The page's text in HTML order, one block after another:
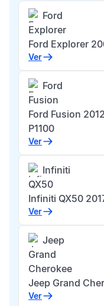
Ford
Explorer
Ford Explorer
Ver
Ford
Fusion
Ford Fusion
P1100
Ver
Infiniti
QX50
Infiniti QX50
Ver
Jeep
Grand
Cherokee
Jeep Grand
Ver